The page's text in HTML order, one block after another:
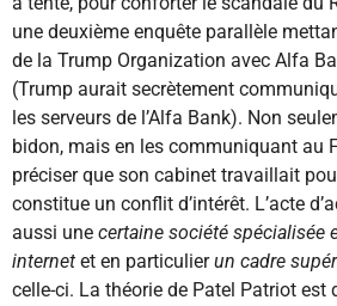
une deuxième enquête parallèle
de la Trump Organization avec Alfa
(Trump aurait secrètement
les serveurs de l’Alfa Bank). Non
bidon, mais en les communiquant au
préciser que son cabinet travaillait
constitue un conflit d’intérêt. L’acte
aussi une certaine société spécialisée
internet et en particulierun cadre
celle-ci. La théorie de Patel Patriot est